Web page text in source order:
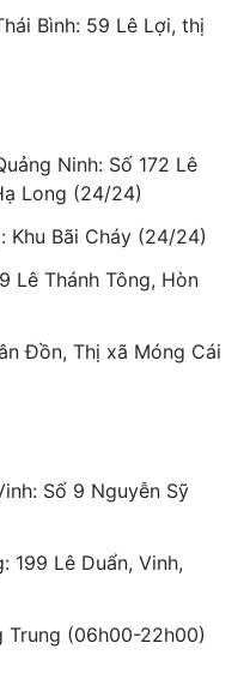
Bình: 59 Lê Lợi, thị
Ninh: Số 172 Lê
Long (24/24)
Khu Bãi Cháy (24/24)
Lê Thánh Tông, Hòn
Đồn, Thị xã Móng Cái
Số 9 Nguyễn Sỹ
199 Lê Duẩn, Vinh,
Trung (06h00-22h00)